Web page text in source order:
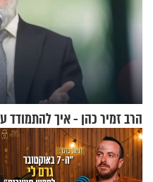
הרב זמיר כהן - איך